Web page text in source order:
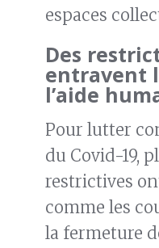
espaces
Des
entravent
l’aide
Pour lutter
du Covid-19,
restrictives
comme les
la fermeture